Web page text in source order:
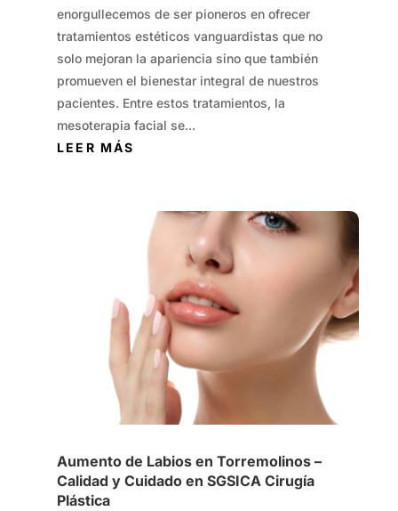
enorgullecemos de ser pioneros en ofrecer
tratamientos estéticos vanguardistas que no
solo mejoran la apariencia sino que también
promueven el bienestar integral de nuestros
pacientes. Entre estos tratamientos, la
mesoterapia facial se...
LEER MÁS
Aumento de Labios en Torremolinos –
Calidad y Cuidado en SGSICA Cirugía
Plástica